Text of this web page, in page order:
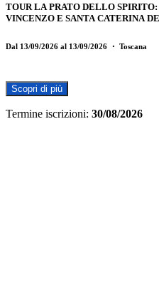
TOUR LA PRATO DELLO
VINCENZO E SANTA CATERINA
Dal 13/09/2026 al 13/09/2026 ・ Toscana
Scopri di più
Termine iscrizioni: 30/08/2026